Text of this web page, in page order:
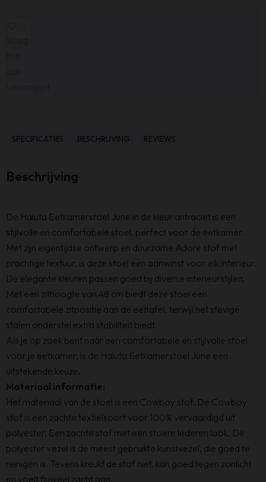
SPECIFICATIES BESCHRIJVING REVIEWS
Beschrijving
De Haluta Eetkamerstoel June in de kleur antraciet is een
stijlvolle en comfortabele stoel, perfect voor de eetkamer.
Met zijn eigentijdse ontwerp en duurzame Adore stof met
prachtige textuur, is deze stoel een aanwinst voor elk interieur.
De elegante kleuren passen goed bij diverse interieurstijlen.
Met een zithoogte van 48 cm biedt deze stoel een
comfortabele zitpositie aan de eettafel, terwijl het stevige
stalen onderstel extra stabiliteit biedt.
Als je op zoek bent naar een comfortabele en stijlvolle stoel
voor je eetkamer, is de Haluta Eetkamerstoel June een
uitstekende keuze.
Materiaal informatie:
Het materiaal van de stoel is een Cowboy stof. De Cowboy
stof is een zachte textielsoort voor 100% vervaardigd uit
polyester. Een zachte stof met een stoere lederen look. De
polyester vezel is de meest gebruikte kunstvezel, die goed te
reinigen is. Tevens kreukt de stof niet, kan goed tegen zonlicht
en voelt fluweel zacht aan.